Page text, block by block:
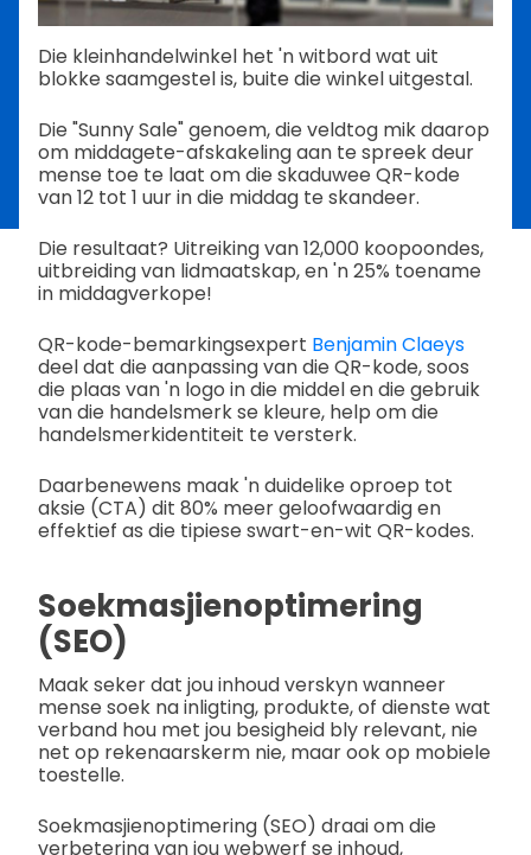
Die kleinhandelwinkel het 'n witbord wat uit
blokke saamgestel is, buite die winkel uitgestal.
Die "Sunny Sale" genoem, die veldtog mik daarop
om middagete-afskakeling aan te spreek deur
mense toe te laat om die skaduwee QR-kode
van 12 tot 1 uur in die middag te skandeer.
Die resultaat? Uitreiking van 12,000 koopoondes,
uitbreiding van lidmaatskap, en 'n 25% toename
in middagverkope!
QR-kode-bemarkingsexpert Benjamin Claeys
deel dat die aanpassing van die QR-kode, soos
die plaas van 'n logo in die middel en die gebruik
van die handelsmerk se kleure, help om die
handelsmerkidentiteit te versterk.
Daarbenewens maak 'n duidelike oproep tot
aksie (CTA) dit 80% meer geloofwaardig en
effektief as die tipiese swart-en-wit QR-kodes.
Soekmasjienoptimering
(SEO)
Maak seker dat jou inhoud verskyn wanneer
mense soek na inligting, produkte, of dienste wat
verband hou met jou besigheid bly relevant, nie
net op rekenaarskerm nie, maar ook op mobiele
toestelle.
Soekmasjienoptimering (SEO) draai om die
verbetering van jou webwerf se inhoud,